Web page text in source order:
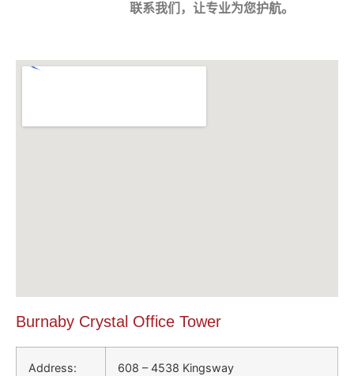
联系我们，让专业为您护航。
Burnaby Crystal Office Tower
Address:
608 – 4538 Kingsway